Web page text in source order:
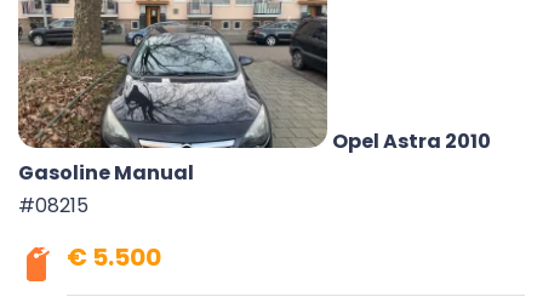
Opel Astra 2010
Gasoline Manual
#08215
€ 5.500